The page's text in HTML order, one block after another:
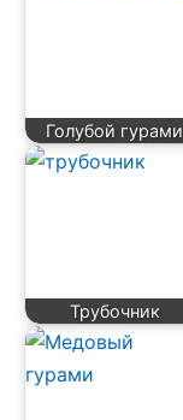
Голубой гурами
Трубочник